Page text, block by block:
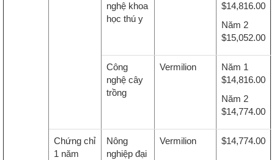
nghệ khoa
học thú y
$14,816.00
Năm 2
$15,052.00
Công
nghệ cây
trồng
Vermilion
Năm 1
$14,816.00
Năm 2
$14,774.00
Chứng chỉ
1 năm
Nông
nghiệp đại
Vermilion $14,774.00